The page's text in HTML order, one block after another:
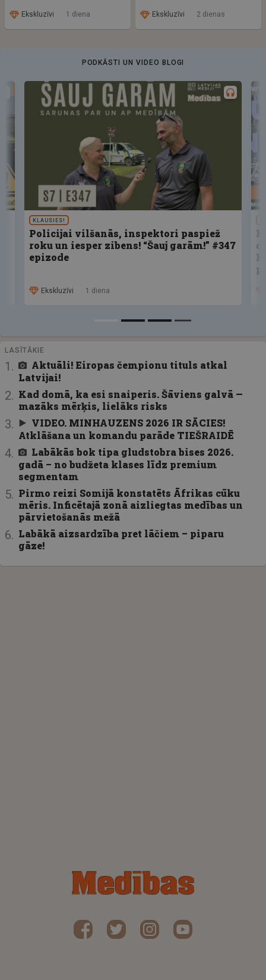
Ekskluzīvi 1 diena Ekskluzīvi 2 dienas
PODKĀSTI UN VIDEO BLOGI
KLAUSIES!
Policijai vilšanās, inspektori paspiež
roku un iesper zibens! “Šauj garām!” #347
epizode
Ekskluzīvi 1 diena
LASĪTĀKIE
Aktuāli! Eiropas čempionu tituls atkal
Latvijai!
Kad domā, ka esi snaiperis. Šāviens galvā —
mazāks mērķis, lielāks risks
VIDEO. MINHAUZENS 2026 IR SĀCIES!
Atklāšana un komandu parāde TIEŠRAIDĒ
Labākās bok tipa gludstobra bises 2026.
gadā – no budžeta klases līdz premium
segmentam
Pirmo reizi Somijā konstatēts Āfrikas cūku
mēris. Inficētajā zonā aizliegtas medības un
pārvietošanās mežā
Labākā aizsardzība pret lāčiem – piparu
gāze!